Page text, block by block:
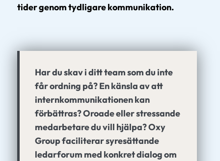
tider genom tydligare kommunikation.
Har du skav i ditt team som du inte
får ordning på? En känsla av att
internkommunikationen kan
förbättras? Oroade eller stressande
medarbetare du vill hjälpa? Oxy
Group faciliterar syresättande
ledarforum med konkret dialog om